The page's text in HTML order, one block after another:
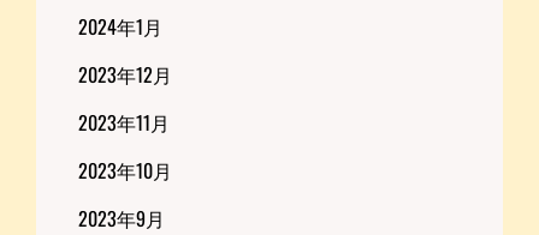
2024年1月
2023年12月
2023年11月
2023年10月
2023年9月